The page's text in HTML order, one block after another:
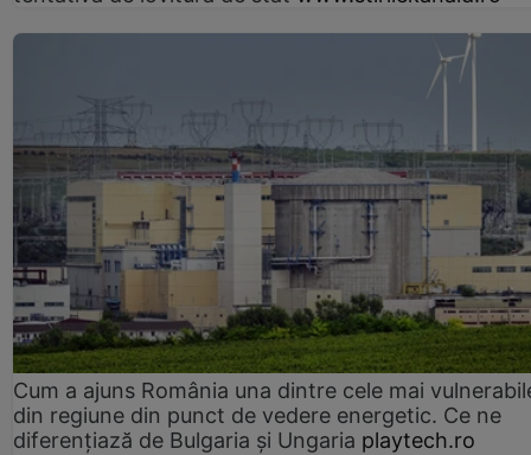
Cum a ajuns România una dintre cele mai
din regiune din punct de vedere energetic. Ce ne
diferențiază de Bulgaria și Ungaria playtech.ro